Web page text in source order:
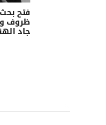
فتح
ظروف و
جاد